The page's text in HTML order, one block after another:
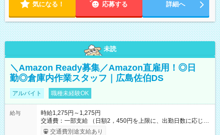
気になる！ 応募する 詳細へ
未読
＼Amazon Ready募集／Amazon直雇用！◎日
勤◎倉庫内作業スタッフ｜広島佐伯DS
アルバイト 職種未経験OK
給与
時給1,275円～1,275円
交通費：一部支給 （日額2，450円を上限に、出勤日数に応じて
実費支給） ※22:00～翌5:00までは時給25%UP！ ■給与前払い
交通費別途支給あり